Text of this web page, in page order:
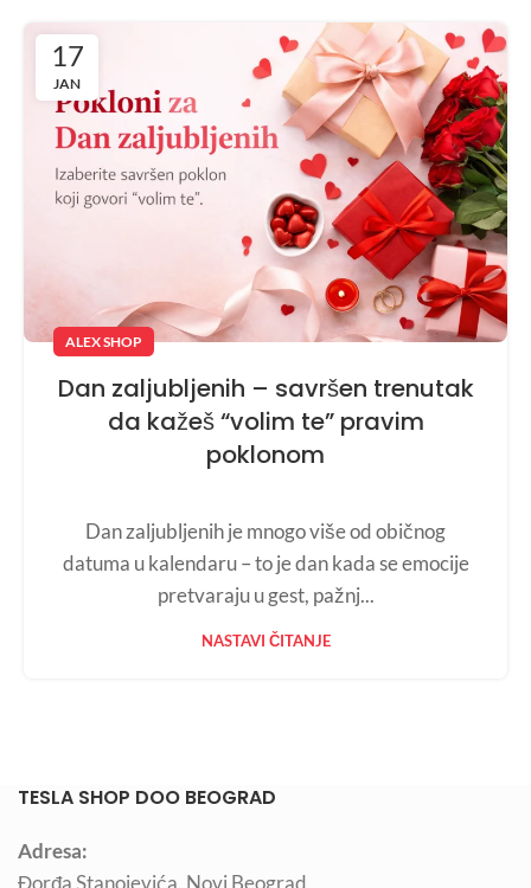
17
JAN
ALEX SHOP
Dan zaljubljenih – savršen trenutak
da kažeš “volim te” pravim
poklonom
Dan zaljubljenih je mnogo više od običnog
datuma u kalendaru – to je dan kada se emocije
pretvaraju u gest, pažnj...
NASTAVI ČITANJE
TESLA SHOP DOO BEOGRAD
Adresa: